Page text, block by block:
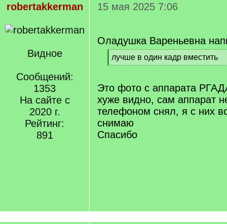
robertakkerman
Видное
Сообщений:
1353
На сайте с
2020 г.
Рейтинг:
891
15 мая 2025 7:06
Оладушка Вареньевна
[
q
лучше в один кадр вместить
[
q
]
Это фото с аппарата
хуже видно, сам аппарат
телефоном снял, я с них
снимаю
Спасибо